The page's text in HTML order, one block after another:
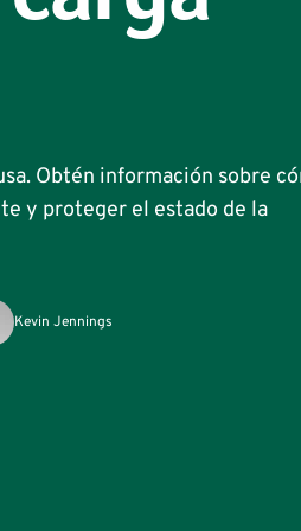
Obtén información sobre
y proteger el estado de la
Kevin Jennings